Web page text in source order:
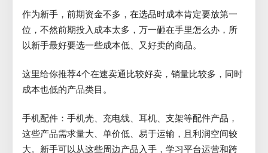
作为新手，前期资金不多，在选品时成本肯定要放第一
位，不然前期投入成本太多，万一砸在手里怎么办，所
以新手最好要选一些成本低、又好卖的商品。
这里给你推荐4个在速卖通比较好卖，销量比较多，同时
成本也低的产品类目。
手机配件：手机壳、充电线、耳机、支架等配件产品，
这些产品需求量大、单价低、易于运输，且利润空间较
大。新手可以从这些周边产品入手，学习平台运营和跨